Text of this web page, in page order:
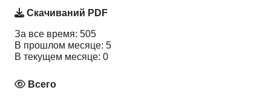
Скачиваний PDF
За все время: 505
В прошлом месяце: 5
В текущем месяце: 0
Всего